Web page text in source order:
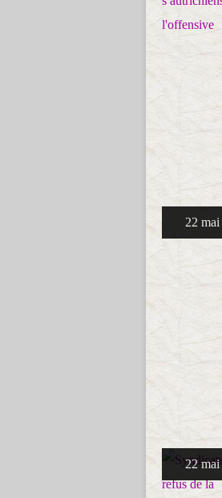
22 mai
22 mai